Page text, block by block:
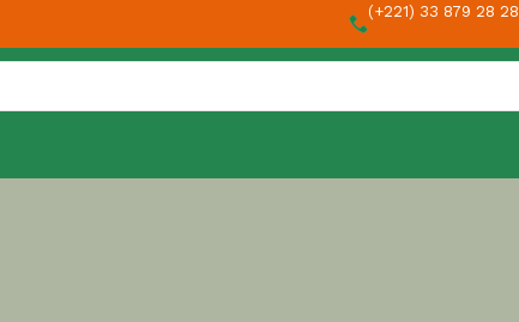
(+221) 33 879 28 28